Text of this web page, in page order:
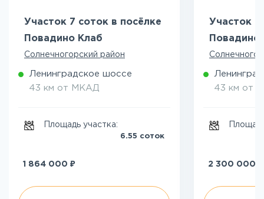
Участок 7 соток в посёлке
Повадино Клаб
Солнечногорский район
Ленинградское шоссе
43 км от МКАД
Площадь участка:
6.55 соток
1 864 000 ₽
Участок 9
Повадино
43 км от
2 300 000